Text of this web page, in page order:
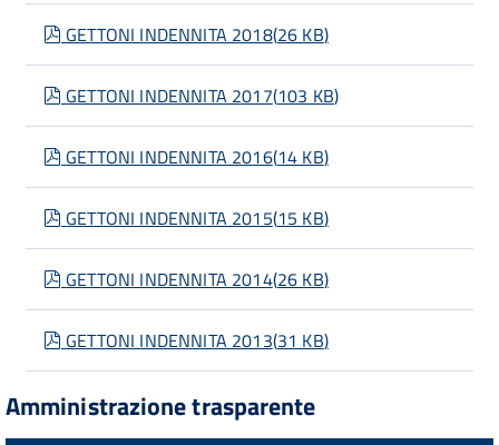
pdf
GETTONI INDENNITA 2018(26 KB)
pdf
GETTONI INDENNITA 2017(103 KB)
pdf
GETTONI INDENNITA 2016(14 KB)
pdf
GETTONI INDENNITA 2015(15 KB)
pdf
GETTONI INDENNITA 2014(26 KB)
pdf
GETTONI INDENNITA 2013(31 KB)
Amministrazione trasparente